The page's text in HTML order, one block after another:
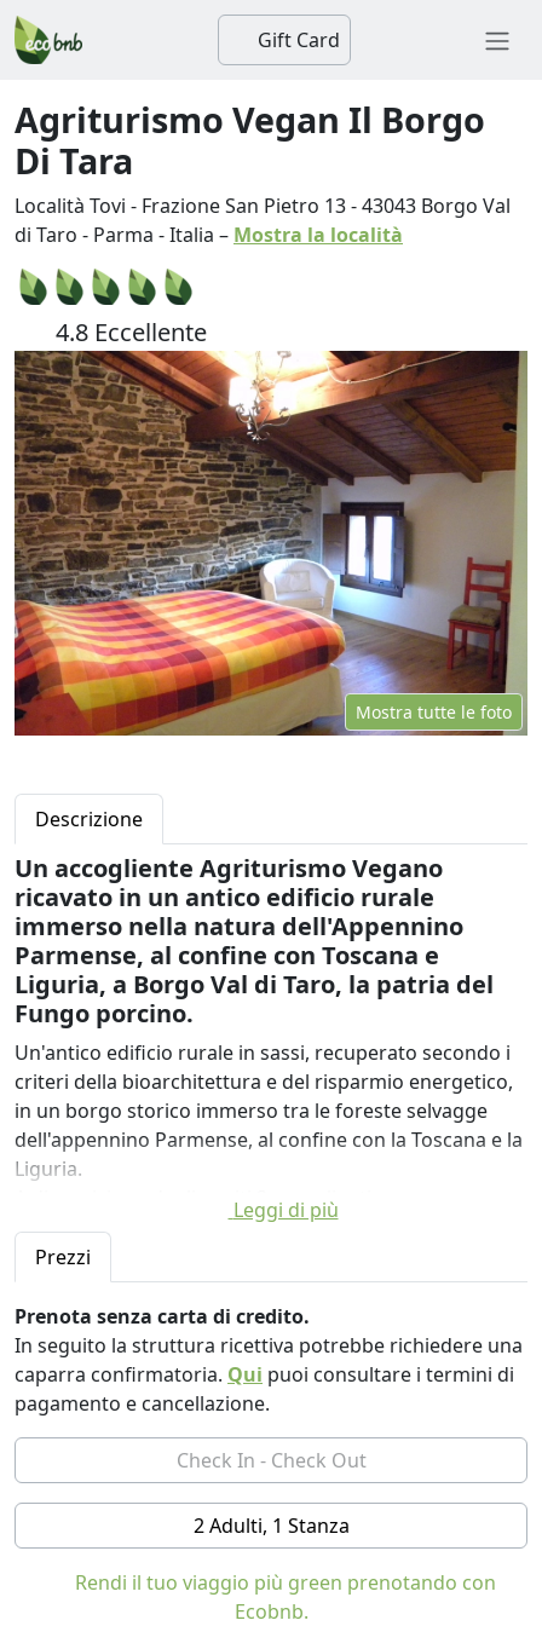
Gift Card
Agriturismo Vegan Il Borgo
Di Tara
Località Tovi - Frazione San Pietro 13-43043 Borgo Val
di Taro - Parma -Italia – Mostra la località
4.8 Eccellente
Mostra tutte le foto
Descrizione
Un accogliente Agriturismo Vegano
ricavato in un antico edificio rurale
immerso nella natura dell'Appennino
Parmense, al confine con Toscana e
Liguria, a Borgo Val di Taro, la patria del
Fungo porcino.
Un'antico edificio rurale in sassi, recuperato secondo i
criteri della bioarchitettura e del risparmio energetico,
in un borgo storico immerso tra le foreste selvagge
dell'appennino Parmense, al confine con la Toscana e la
Liguria.
A disposizione degli ospiti 3 accoglienti camere, con
pavimenti in pietra naturale o rovere massello,
disgiuntore elettromagnetico, bagno privato con
doccia, asciugacapelli e scaldasciugamani elettrico,
materassi in lattice naturale. Lenzuola e biancheria da
bagno fornite.
Le camere sono state recentemente ristrutturate
secondo la filosofia e scelta di vita “cruelty-free” dei
L'Agriturismo è stato realizzato andando ben oltre la
bioedilizia, con l’impiego di materiali naturali ed
ecocompatibili: vera calce, legno di quercia (rovere),
sughero, terra cruda e pietra locale.
L'impianto a pannelli solari termici con sistema radiante
e caldaia a legna produce acqua calda e riscalda gli
Leggi di più
Prezzi
Prenota senza carta di credito.
In seguito la struttura ricettiva potrebbe richiedere una
caparra confirmatoria. Qui puoi consultare i termini di
pagamento e cancellazione.
2 Adulti, 1 Stanza
Rendi il tuo viaggio più green prenotando con
Ecobnb.